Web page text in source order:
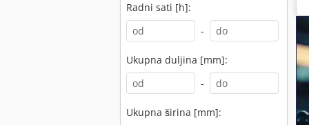
Radni sati [h]:
-
Ukupna duljina [mm]:
-
Ukupna širina [mm]: